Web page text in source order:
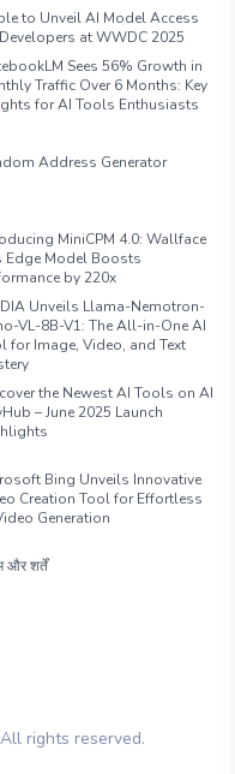
to Unveil AI Model Access
at WWDC 2025
Sees 56% Growth in
Traffic Over 6 Months: Key
for AI Tools Enthusiasts
Address Generator
MiniCPM 4.0: Wallface
Edge Model Boosts
by 220x
Unveils Llama-Nemotron-
VL-8B-V1: The All-in-One AI
for Image, Video, and Text
the Newest AI Tools on AI
– June 2025 Launch
Bing Unveils Innovative
Creation Tool for Effortless
Generation
और शर्तें
rights reserved.